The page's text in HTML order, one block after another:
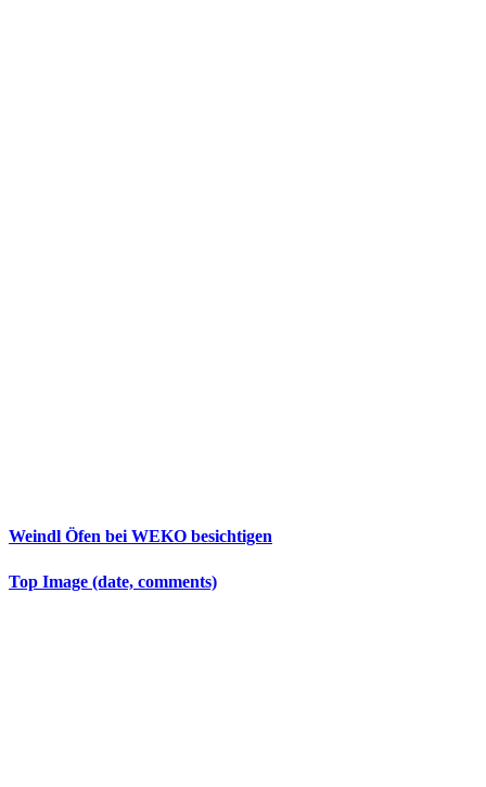
Weindl Öfen bei WEKO besichtigen
Top Image (date, comments)